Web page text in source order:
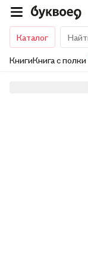
Каталог
КнигиКнига с полки